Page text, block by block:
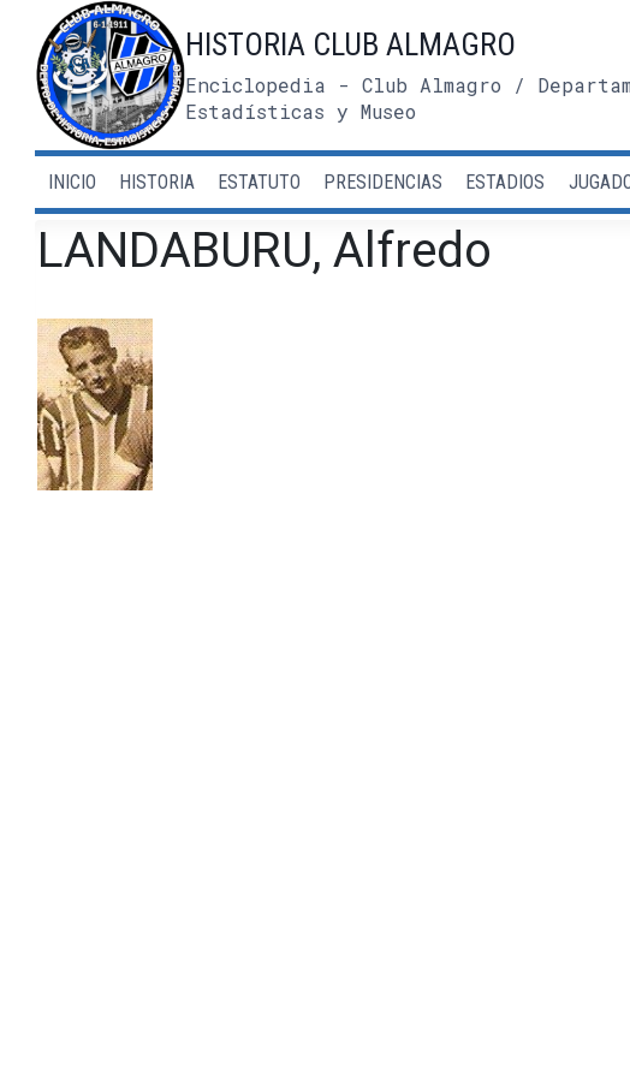
contenido
HISTORIA CLUB ALMAGRO
Enciclopedia - Club Almagro /
Estadísticas y Museo
INICIO HISTORIA ESTATUTO PRESIDENCIAS ESTADIOS
LANDABURU, Alfredo